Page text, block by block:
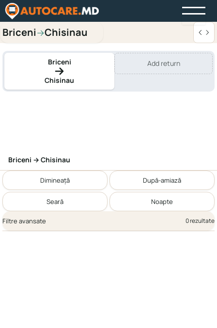
Briceni→Chisinau
Briceni
Chisinau
Add return
Briceni → Chisinau
Dimineață După-amiază
Seară Noapte
Filtre avansate 0 rezultate